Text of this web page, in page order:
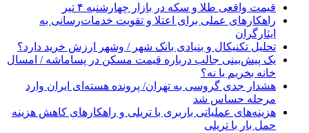
قیمت واقعی طلا و سکه در بازار چهارشنبه ۴ تیر
راهکارهای عملی برای اعتلا و تقویت خدمات‌رسانی به
ایثارگران
تحلیل تکنیکال و بنیادی بانک شهر / وشهر ارزش خرید دارد؟
یک پیش‌بینی جالب درباره قیمت مسکن در پساماشه / امسال
خانه بخریم یا نه؟
هشدار جدی گروسی به تهران/ پرونده هسته‌ای ایران وارد
مرحله حساس شد
هزینه‌های عملیاتی باربری با تریلی و راهکارهای کاهش هزینه
حمل بار با تریلی